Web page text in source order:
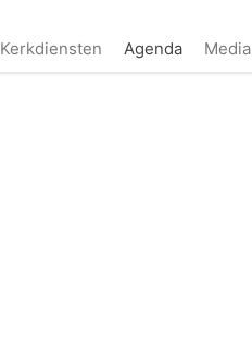
Kerkdiensten Agenda Media